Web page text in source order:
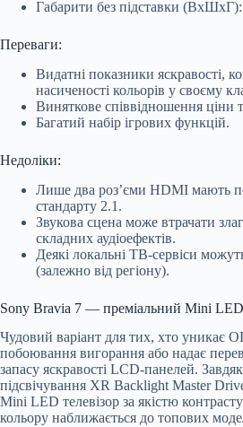
Габарити без підставки
Переваги:
Видатні показники яскравості,
насиченості кольорів у своєму
Виняткове співвідношення ціни
Багатий набір ігрових функцій.
Недоліки:
Лише два роз’єми HDMI мають
стандарту 2.1.
Звукова сцена може втрачати
складних аудіоефектів.
Деякі локальні ТВ-сервіси
(залежно від регіону).
Sony Bravia 7 — преміальний Mini LED
Чудовий варіант для тих, хто уникає
побоювання вигорання або надає
запасу яскравості LCD-панелей.
підсвічування XR Backlight Master
Mini LED телевізор за якістю
кольору наближається до топових